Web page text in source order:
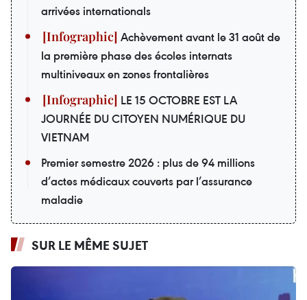
arrivées internationals
Achèvement avant le 31 août de
la première phase des écoles internats
multiniveaux en zones frontalières
LE 15 OCTOBRE EST LA
JOURNÉE DU CITOYEN NUMÉRIQUE DU
VIETNAM
Premier semestre 2026 : plus de 94 millions
d’actes médicaux couverts par l’assurance
maladie
SUR LE MÊME SUJET